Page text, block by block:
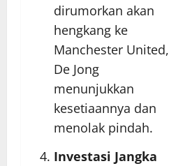
dirumorkan akan
hengkang ke
Manchester United,
De Jong
menunjukkan
kesetiaannya dan
menolak pindah.
Investasi Jangka